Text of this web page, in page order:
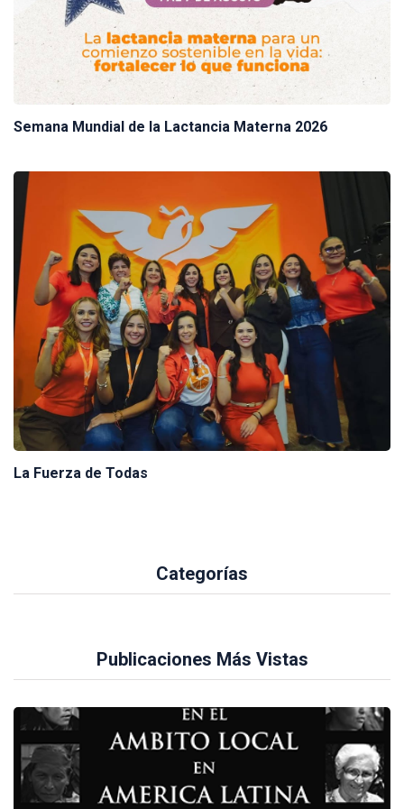
Semana Mundial de la Lactancia Materna 2026
La Fuerza de Todas
Categorías
Publicaciones Más Vistas